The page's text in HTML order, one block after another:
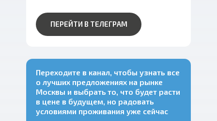
Переходите в канал, чтобы узнать все
о лучших предложениях на рынке
Москвы и выбрать то, что будет расти
в цене в будущем, но радовать
условиями проживания уже сейчас
ПЕРЕЙТИ В ТЕЛЕГРАМ